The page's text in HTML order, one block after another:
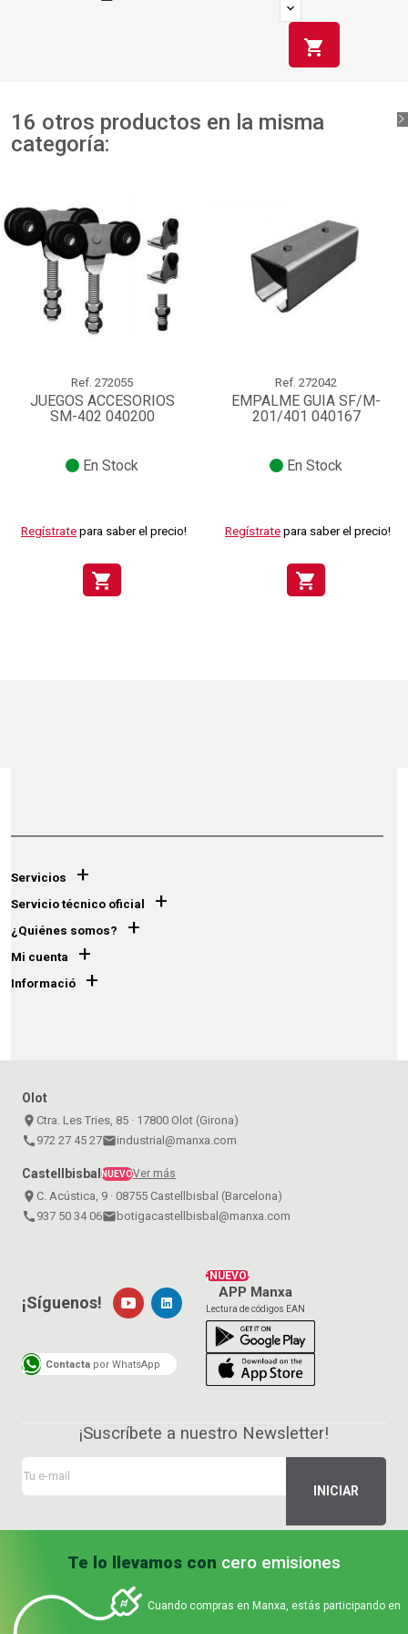
shopping_cart
16 otros productos en la misma
categoría:
Ref. 272055
JUEGOS ACCESORIOS
SM-402 040200
En Stock
Regístrate para saber el precio!
shopping_cart
Ref. 272042
EMPALME GUIA SF/M-
201/401 040167
En Stock
Regístrate para saber el precio!
shopping_cart
Servicios +
Servicio técnico oficial +
¿Quiénes somos? +
Mi cuenta +
Informació +
Olot
place Ctra. Les Tries, 85 · 17800 Olot (Girona)
call 972 27 45 27emailindustrial@manxa.com
CastellbisbalNUEVOVer más
place C. Acústica, 9 · 08755 Castellbisbal (Barcelona)
call 937 50 34 06emailbotigacastellbisbal@manxa.com
¡NUEVO!
APP Manxa
Lectura de códigos EAN
¡Síguenos!
Contacta por WhatsApp
¡Suscríbete a nuestro Newsletter!
Te lo llevamos con cero emisiones
Cuando compras en Manxa, estás participando en